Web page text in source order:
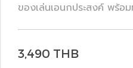
ของเล่นเอนกประสงค์ พร้อ
3,490 THB